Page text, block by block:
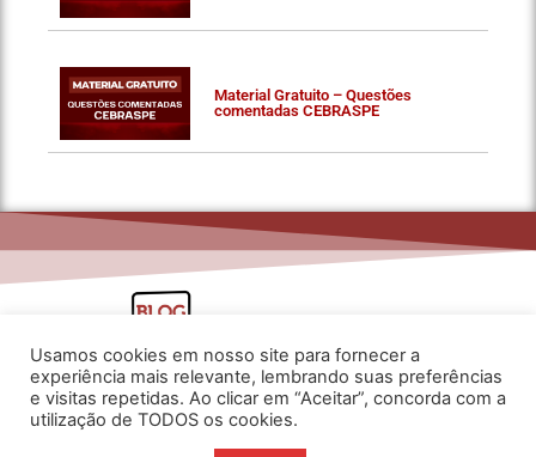
Material Gratuito – Questões
comentadas CEBRASPE
Usamos cookies em nosso site para fornecer a
experiência mais relevante, lembrando suas preferências
e visitas repetidas. Ao clicar em “Aceitar”, concorda com a
utilização de TODOS os cookies.